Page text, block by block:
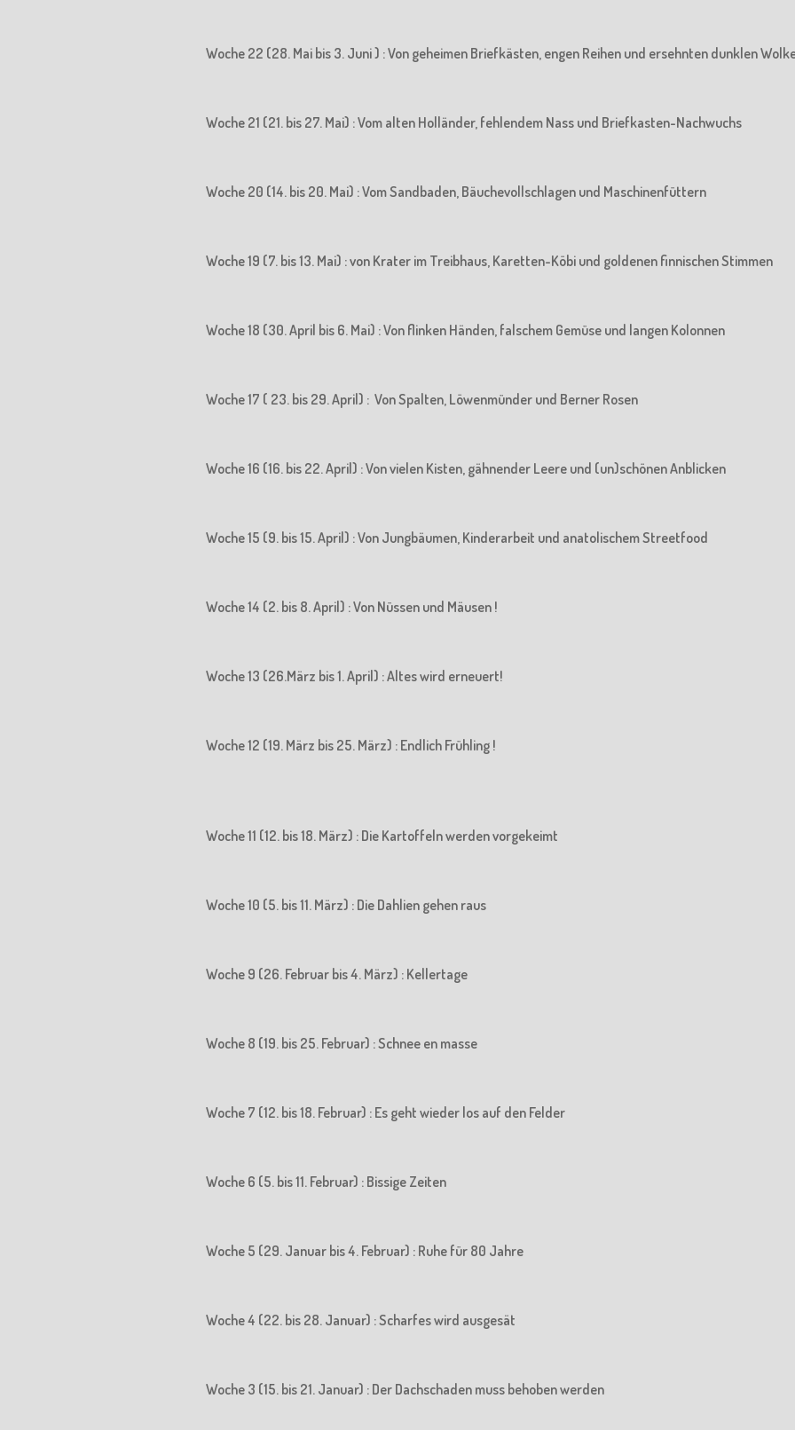
Woche 22 (28. Mai bis 3. Juni ) : Von geheimen Briefkästen, engen Reihen und ersehnten dunklen
Woche 21 (21. bis 27. Mai) : Vom alten Holländer, fehlendem Nass und Briefkasten-Nachwuchs
Woche 20 (14. bis 20. Mai) : Vom Sandbaden, Bäuchevollschlagen und Maschinenfüttern
Woche 19 (7. bis 13. Mai) : von Krater im Treibhaus, Karetten-Köbi und goldenen finnischen Stimmen
Woche 18 (30. April bis 6. Mai) : Von flinken Händen, falschem Gemüse und langen Kolonnen
Woche 17 ( 23. bis 29. April) : Von Spalten, Löwenmünder und Berner Rosen
Woche 16 (16. bis 22. April) : Von vielen Kisten, gähnender Leere und (un)schönen Anblicken
Woche 15 (9. bis 15. April) : Von Jungbäumen, Kinderarbeit und anatolischem Streetfood
Woche 14 (2. bis 8. April) : Von Nüssen und Mäusen !
Woche 13 (26.März bis 1. April) : Altes wird erneuert!
Woche 12 (19. März bis 25. März) : Endlich Frühling !
Woche 11 (12. bis 18. März) : Die Kartoffeln werden vorgekeimt
Woche 10 (5. bis 11. März) : Die Dahlien gehen raus
Woche 9 (26. Februar bis 4. März) : Kellertage
Woche 8 (19. bis 25. Februar) : Schnee en masse
Woche 7 (12. bis 18. Februar) : Es geht wieder los auf den Felder
Woche 6 (5. bis 11. Februar) : Bissige Zeiten
Woche 5 (29. Januar bis 4. Februar) : Ruhe für 80 Jahre
Woche 4 (22. bis 28. Januar) : Scharfes wird ausgesät
Woche 3 (15. bis 21. Januar) : Der Dachschaden muss behoben werden